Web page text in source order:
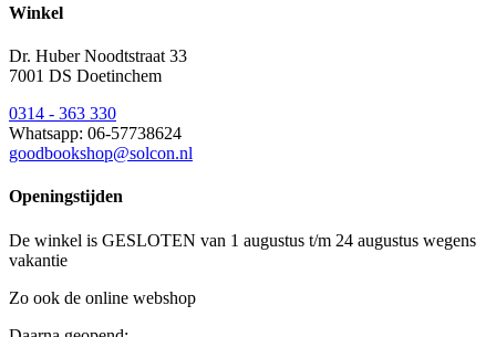
Winkel
Dr. Huber Noodtstraat 33
7001 DS Doetinchem
0314 - 363 330
Whatsapp: 06-57738624
goodbookshop@solcon.nl
Openingstijden
De winkel is GESLOTEN van 1 augustus t/m 24 augustus wegens
vakantie
Zo ook de online webshop